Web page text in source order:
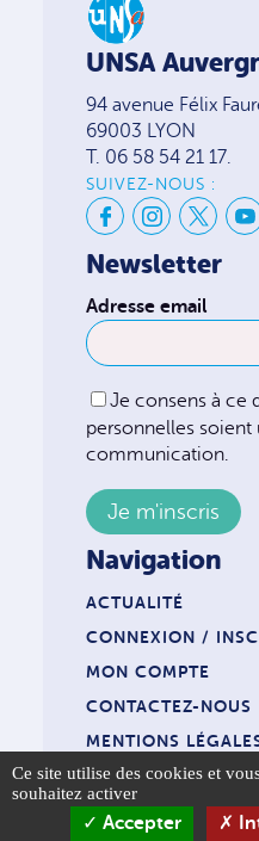
UNSA
94 avenue Félix
69003 LYON
T. 06 58 54 21 17.
SUIVEZ-NOUS :
Newsletter
Adresse email
Je consens à ce
personnelles soient
communication.
Navigation
ACTUALITÉ
CONNEXION /
MON COMPTE
CONTACTEZ-NOUS
MENTIONS
© 2026 COPYRIGHT UNSA
Panneau de gestion des
Ce site utilise des cookies et
souhaitez activer
Accepter